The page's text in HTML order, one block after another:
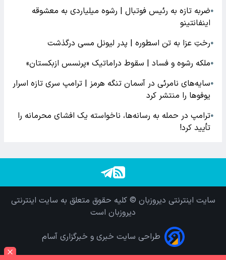
●ضربه تازه به رئیس فوتبال | رشوه میلیاردی به معشوقه
اینفانتینو
●رختِ عزا به تن اسطوره | پدر لیونل مسی درگذشت
●ملکه رشوه و فساد | سقوط دراماتیک «پرنسس ازبکستان»
●سایه‌های نامرئی در آسمان تنگه هرمز | ترامپ سری تازه اسرار
یوفوها را منتشر کرد
●ترامپ در حمله‌ به رسانه‌ها، ناخواسته یک افشای محرمانه را
تأیید کرد!
سایت اینترنتی دیروزبان © کلیه حقوق متعلق به سایت اینترنتی
دیروزبان است
طراحی سایت خبری و خبرگزاری آسام